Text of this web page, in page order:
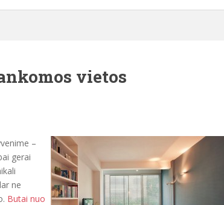
vietos
–
gerai
ne
Butai nuo